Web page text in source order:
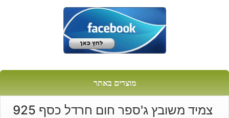
מוצרים באתר
צמיד משובץ ג'ספר חום חרדל כסף 925